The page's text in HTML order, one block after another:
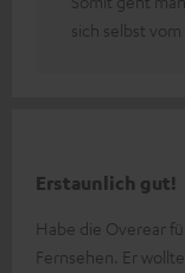
sich selbst
Erstaunlich gut!
Habe die Overear
Fernsehen. Er